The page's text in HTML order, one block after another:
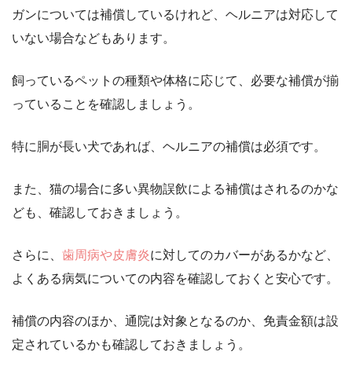
ガンについては補償しているけれど、ヘルニアは対応して
いない場合などもあります。
飼っているペットの種類や体格に応じて、必要な補償が揃
っていることを確認しましょう。
特に胴が長い犬であれば、ヘルニアの補償は必須です。
また、猫の場合に多い異物誤飲による補償はされるのかな
ども、確認しておきましょう。
さらに、 歯周病や皮膚炎に対してのカバーがあるかなど、
よくある病気についての内容を確認しておくと安心です。
補償の内容のほか、通院は対象となるのか、免責金額は設
定されているかも確認しておきましょう。